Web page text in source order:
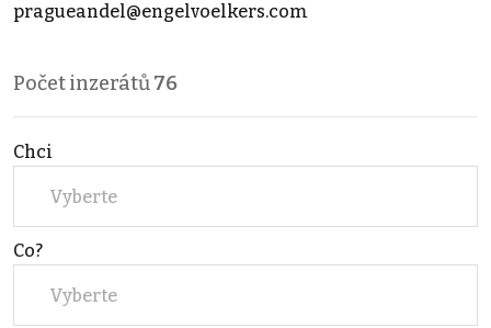
pragueandel@engelvoelkers.com
Počet inzerátů76
Chci
Vyberte
Co?
Vyberte